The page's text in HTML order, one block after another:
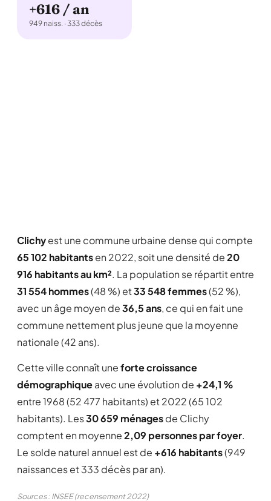
+616 / an
949 naiss. · 333 décès
Clichyest une commune urbaine dense qui compte
65 102 habitantsen 2022, soit une densité de20
916 habitants au km². La population se répartit entre
31 554 hommes(48 %) et33 548 femmes(52 %),
avec un âge moyen de36,5 ans, ce qui en fait une
commune nettement plus jeune que la moyenne
nationale (42 ans).
Cette ville connaît uneforte croissance
démographiqueavec une évolution de +24,1 %
entre 1968 (52 477 habitants) et 2022 (65 102
habitants). Les30 659 ménagesde Clichy
comptent en moyenne2,09 personnes par foyer.
Le solde naturel annuel est de +616 habitants(949
naissances et 333 décès par an).
Sources : INSEE (recensement 2022)